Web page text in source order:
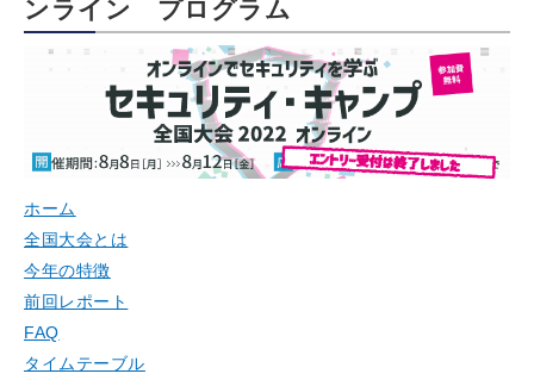
ンライン プログラム
ホーム
全国大会とは
今年の特徴
前回レポート
FAQ
タイムテーブル